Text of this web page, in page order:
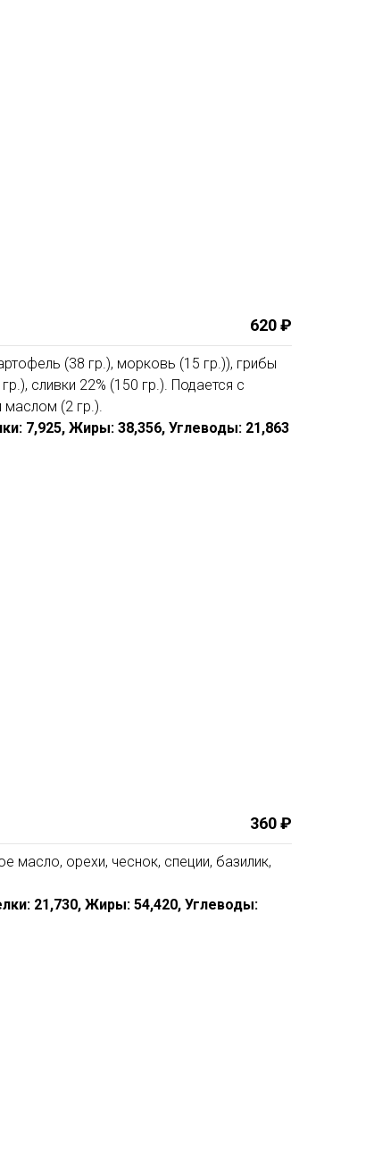
620 ₽
(38 гр.), морковь (15 гр.)), грибы
сливки 22% (150 гр.). Подается с
маслом (2 гр.).
7,925, Жиры: 38,356, Углеводы: 21,863
360 ₽
масло, орехи, чеснок, специи, базилик,
21,730, Жиры: 54,420, Углеводы: